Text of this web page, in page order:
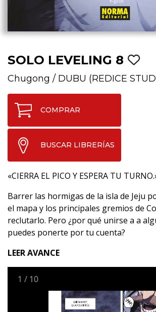
SOLO LEVELING 8
Chugong / DUBU (REDICE
COMPRAR
BUSCAR LIBRERÍAS
«CIERRA EL PICO Y ESPERA TU
Barrer las hormigas de la isla de Jeju
el mapa y los principales gremios de
reclutarlo. Pero ¿por qué unirse a a
puedes ponerte por tu cuenta?
LEER AVANCE
1 / 10